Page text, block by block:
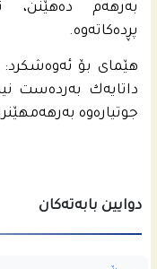
به‌رهه‌م ده‌هێنن،
پڕده‌كاته‌وه‌.
هێماى بۆ
داتایه‌ك به‌رده‌ست
جوتیاره‌وه‌
دوایین بابەتەکان